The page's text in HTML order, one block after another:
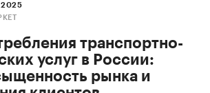
2025
транспортно-
услуг в России:
рынка и